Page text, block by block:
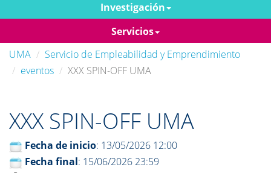
Investigación
Servicios
UMA
Servicio de Empleabilidad y Emprendimiento
eventos
XXX SPIN-OFF UMA
XXX SPIN-OFF UMA
Fecha de inicio: 13/05/2026 12:00
Fecha final: 15/06/2026 23:59